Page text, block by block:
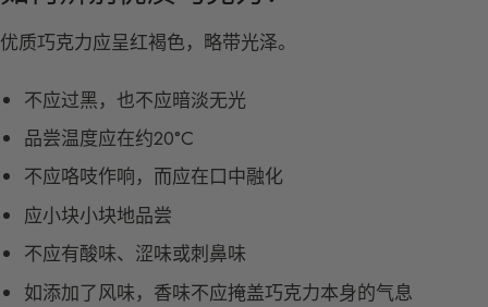
优质巧克力应呈红褐色，略带光泽。
不应过黑，也不应暗淡无光
品尝温度应在约20°C
不应咯吱作响，而应在口中融化
应小块小块地品尝
不应有酸味、涩味或刺鼻味
如添加了风味，香味不应掩盖巧克力本身的气息